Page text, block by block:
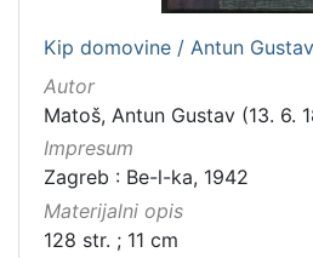
Kip domovine / Antun
Autor
Matoš, Antun Gustav (13. 6.
Impresum
Zagreb : Be-l-ka, 1942
Materijalni opis
128 str. ; 11 cm